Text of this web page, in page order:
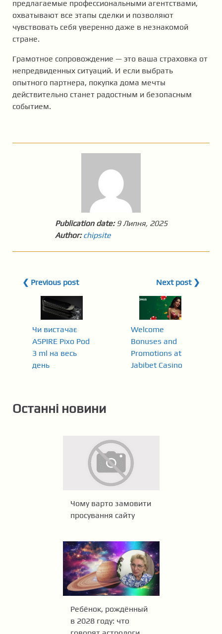
предлагаемые профессиональными агентствами,
охватывают все этапы сделки и позволяют
чувствовать себя уверенно даже в незнакомой
стране.
Грамотное сопровождение — это ваша страховка от
непредвиденных ситуаций. И если выбрать
опытного партнера, покупка дома мечты
действительно станет радостным и безопасным
событием.
Publication date: 9 Липня, 2025
Author: chipsite
❮ Previous post
Чи вистачає
ASPIRE Pixo Pod
3 ml на весь
день
Next post ❯
Welcome
Bonuses and
Promotions at
Jabibet Casino
Останні новини
Чому варто замовити
просування сайту
Ребёнок, рождённый
в 2028 году: что